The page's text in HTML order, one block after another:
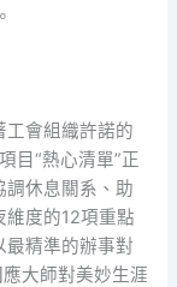
工會組織許諾的
目“熱心清單”正
調休息關系、助
度的12項重點
精準的辦事對
大師對美妙生涯